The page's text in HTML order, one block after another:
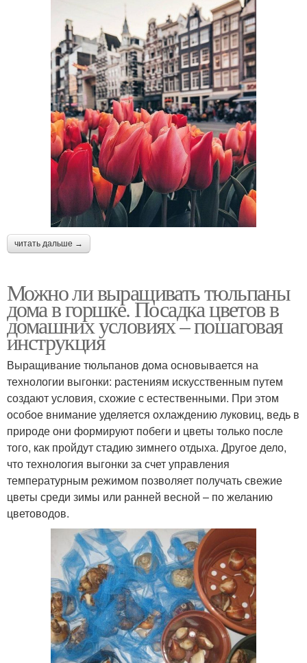
читать дальше →
Можно ли выращивать тюльпаны
дома в горшке. Посадка цветов в
домашних условиях – пошаговая
инструкция
Выращивание тюльпанов дома основывается на
технологии выгонки: растениям искусственным путем
создают условия, схожие с естественными. При этом
особое внимание уделяется охлаждению луковиц, ведь в
природе они формируют побеги и цветы только после
того, как пройдут стадию зимнего отдыха. Другое дело,
что технология выгонки за счет управления
температурным режимом позволяет получать свежие
цветы среди зимы или ранней весной – по желанию
цветоводов.